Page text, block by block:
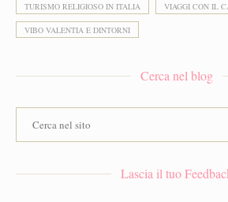
TURISMO RELIGIOSO IN ITALIA VIAGGI CON IL
VIBO VALENTIA E DINTORNI
Cerca nel blog
Lascia il tuo